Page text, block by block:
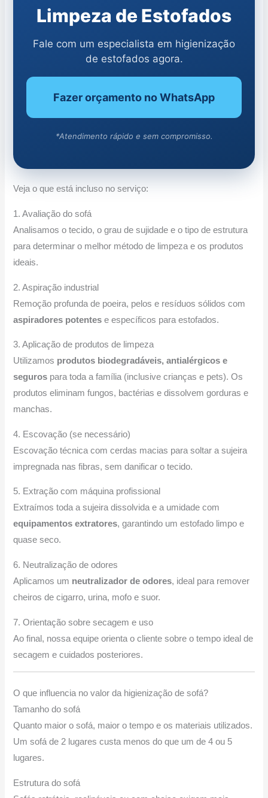
Limpeza de Estofados
Fale com um especialista em higienização
de estofados agora.
Fazer orçamento no WhatsApp
*Atendimento rápido e sem compromisso.
Veja o que está incluso no serviço:
1. Avaliação do sofá
Analisamos o tecido, o grau de sujidade e o tipo de estrutura
para determinar o melhor método de limpeza e os produtos
ideais.
2. Aspiração industrial
Remoção profunda de poeira, pelos e resíduos sólidos com
aspiradores potentes e específicos para estofados.
3. Aplicação de produtos de limpeza
Utilizamos produtos biodegradáveis, antialérgicos e
seguros para toda a família (inclusive crianças e pets). Os
produtos eliminam fungos, bactérias e dissolvem gorduras e
manchas.
4. Escovação (se necessário)
Escovação técnica com cerdas macias para soltar a sujeira
impregnada nas fibras, sem danificar o tecido.
5. Extração com máquina profissional
Extraímos toda a sujeira dissolvida e a umidade com
equipamentos extratores, garantindo um estofado limpo e
quase seco.
6. Neutralização de odores
Aplicamos um neutralizador de odores, ideal para remover
cheiros de cigarro, urina, mofo e suor.
7. Orientação sobre secagem e uso
Ao final, nossa equipe orienta o cliente sobre o tempo ideal de
secagem e cuidados posteriores.
O que influencia no valor da higienização de sofá?
Tamanho do sofá
Quanto maior o sofá, maior o tempo e os materiais utilizados.
Um sofá de 2 lugares custa menos do que um de 4 ou 5
lugares.
Estrutura do sofá